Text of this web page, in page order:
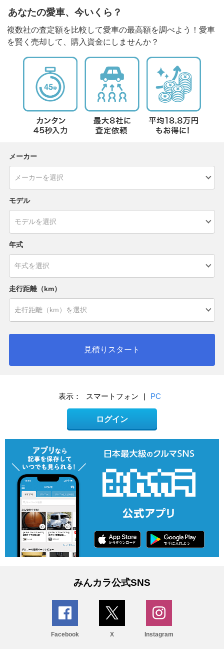
あなたの愛車、今いくら？
複数社の査定額を比較して愛車の最高額を調べよう！愛車
を賢く売却して、購入資金にしませんか？
メーカー
モデル
年式
走行距離（km）
見積りスタート
表示： スマートフォン | PC
ログイン
みんカラ公式SNS
Facebook X Instagram